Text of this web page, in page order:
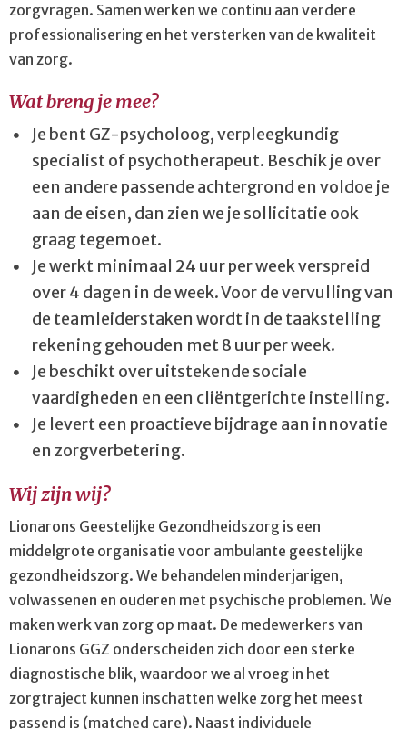
zorgvragen. Samen werken we continu aan verdere
professionalisering en het versterken van de kwaliteit
van zorg.
Wat breng je mee?
Je bent GZ-psycholoog, verpleegkundig
specialist of psychotherapeut. Beschik je over
een andere passende achtergrond en voldoe je
aan de eisen, dan zien we je sollicitatie ook
graag tegemoet.
Je werkt minimaal 24 uur per week verspreid
over 4 dagen in de week. Voor de vervulling van
de teamleiderstaken wordt in de taakstelling
rekening gehouden met 8 uur per week.
Je beschikt over uitstekende sociale
vaardigheden en een cliëntgerichte instelling.
Je levert een proactieve bijdrage aan innovatie
en zorgverbetering.
Wij zijn wij?
Lionarons Geestelijke Gezondheidszorg is een
middelgrote organisatie voor ambulante geestelijke
gezondheidszorg. We behandelen minderjarigen,
volwassenen en ouderen met psychische problemen. We
maken werk van zorg op maat. De medewerkers van
Lionarons GGZ onderscheiden zich door een sterke
diagnostische blik, waardoor we al vroeg in het
zorgtraject kunnen inschatten welke zorg het meest
passend is (matched care). Naast individuele